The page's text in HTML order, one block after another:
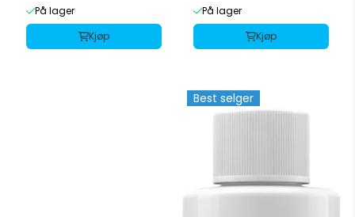
På lager
Kjøp
På lager
Kjøp
Best selger